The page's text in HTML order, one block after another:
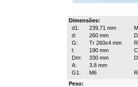
Dimensões:
d1:
239,71 mm
d:
260 mm
G:
Tr 260x4 mm
l:
190 mm
Dm:
330 mm
A:
3.8 mm
G1:
M6
Peso: